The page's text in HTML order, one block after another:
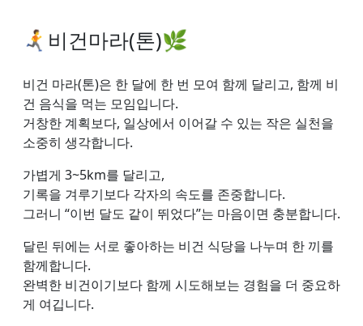
🏃‍➡️비건마라(톤)🌿
비건 마라(톤)은 한 달에 한 번 모여 함께 달리고, 함께 비
건 음식을 먹는 모임입니다.
거창한 계획보다, 일상에서 이어갈 수 있는 작은 실천을
소중히 생각합니다.
가볍게 3~5km를 달리고,
기록을 겨루기보다 각자의 속도를 존중합니다.
그러니 “이번 달도 같이 뛰었다”는 마음이면 충분합니다.
달린 뒤에는 서로 좋아하는 비건 식당을 나누며 한 끼를
함께합니다.
완벽한 비건이기보다 함께 시도해보는 경험을 더 중요하
게 여깁니다.